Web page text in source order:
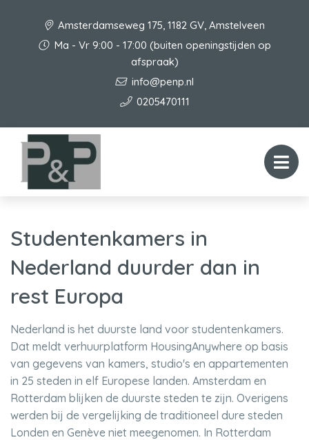
Amsterdamseweg 175, 1182 GV, Amstelveen
Ma - Vr 9:00 - 17:00 (buiten openingstijden op
afspraak)
info@penp.nl
0205470111
Studentenkamers in
Nederland duurder dan in
rest Europa
Nederland is het duurste land voor studentenkamers.
Dat meldt verhuurplatform HousingAnywhere op basis
van gegevens van kamers, studio's en appartementen
in 25 steden in elf Europese landen. Amsterdam en
Rotterdam blijken de duurste steden te zijn. Overigens
werden bij de vergelijking de traditioneel dure steden
Londen en Genève niet meegenomen. In Rotterdam